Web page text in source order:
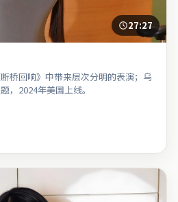
27:27
桥回响》中带来层次分明的表演；乌
，2024年美国上线。